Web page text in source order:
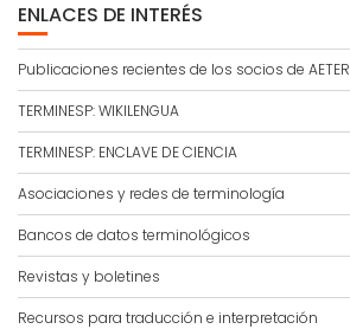
ENLACES DE INTERÉS
Publicaciones recientes de los socios de AETER
TERMINESP: WIKILENGUA
TERMINESP: ENCLAVE DE CIENCIA
Asociaciones y redes de terminología
Bancos de datos terminológicos
Revistas y boletines
Recursos para traducción e interpretación